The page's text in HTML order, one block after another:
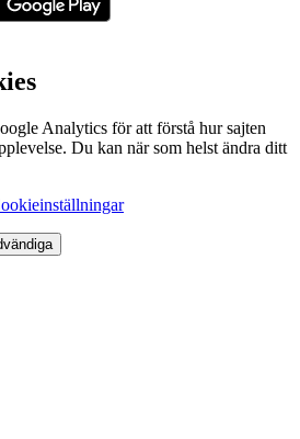
Analytics för att förstå hur sajten
Du kan när som helst ändra ditt